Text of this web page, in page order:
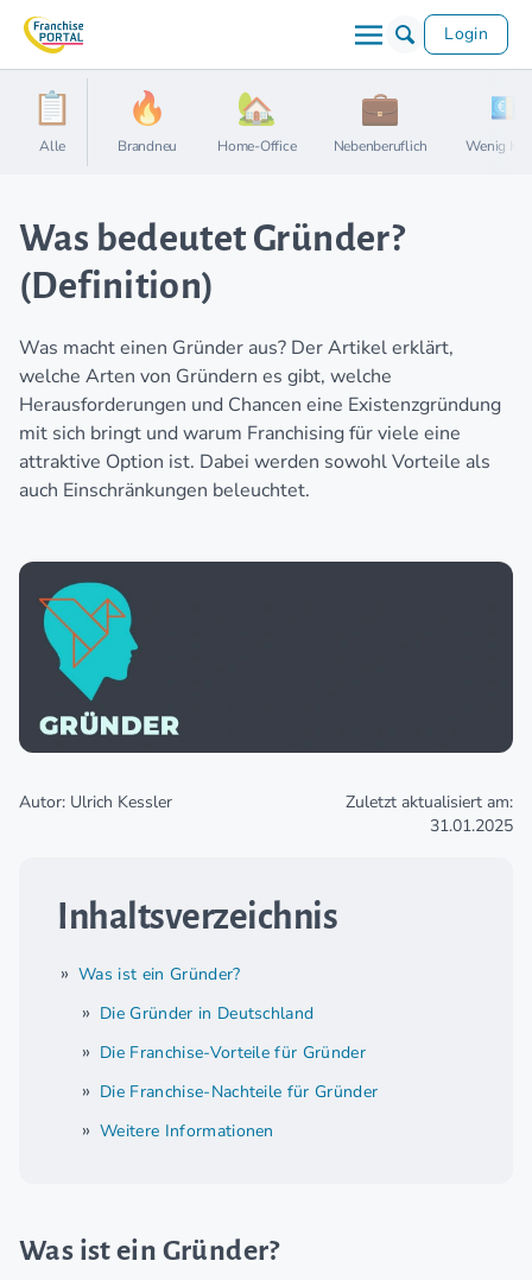
Login
Alle Brandneu Home-Office Nebenberuflich Wenig
Was bedeutet Gründer?
(Definition)
Was macht einen Gründer aus? Der Artikel erklärt,
welche Arten von Gründern es gibt, welche
Herausforderungen und Chancen eine Existenzgründung
mit sich bringt und warum Franchising für viele eine
attraktive Option ist. Dabei werden sowohl Vorteile als
auch Einschränkungen beleuchtet.
Autor: Ulrich Kessler
Zuletzt aktualisiert am:
31.01.2025
Inhaltsverzeichnis
Was ist ein Gründer?
Die Gründer in Deutschland
Die Franchise-Vorteile für Gründer
Die Franchise-Nachteile für Gründer
Weitere Informationen
Was ist ein Gründer?